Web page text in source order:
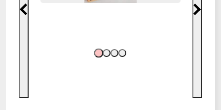
Předchozí Další